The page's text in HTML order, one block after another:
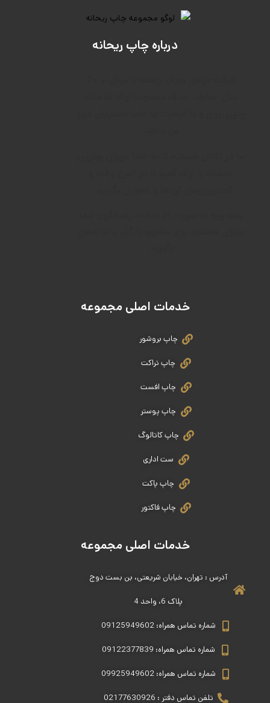
درباره چاپ ریحانه
خدمات اصلی مجموعه
چاپ بروشور
چاپ تراکت
چاپ افست
چاپ پوستر
چاپ کاتالوگ
ست اداری
چاپ پاکت
چاپ فاکتور
خدمات اصلی مجموعه
آدرس : تهران، خیابان شریعتی، بن بست دوج
پلاک 6، واحد 4
شماره تماس همراه: 09125949602
شماره تماس همراه: 09122377839
شماره تماس همراه: 09925949602
تلفن تماس دفتر : 02177630926